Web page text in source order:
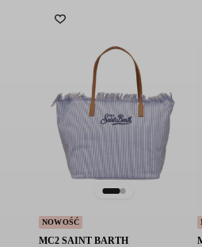
NOWOŚĆ
MC2 SAINT BARTH